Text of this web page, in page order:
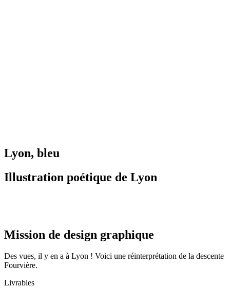
Lyon, bleu
Illustration poétique de Lyon
Mission de design graphique
Des vues, il y en a à Lyon ! Voici une réinterprétation de la descente
Fourvière.
Livrables